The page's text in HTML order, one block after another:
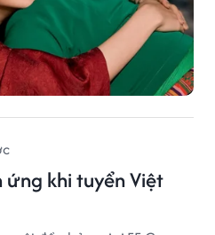
ứng khi tuyển Việt